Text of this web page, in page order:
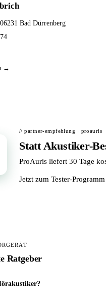
Bad Dürrenberg
→
// partner-empfehlung · proauris
Statt Akustiker-
ProAuris liefert 30 Tage
Jetzt zum Tester-
Ratgeber